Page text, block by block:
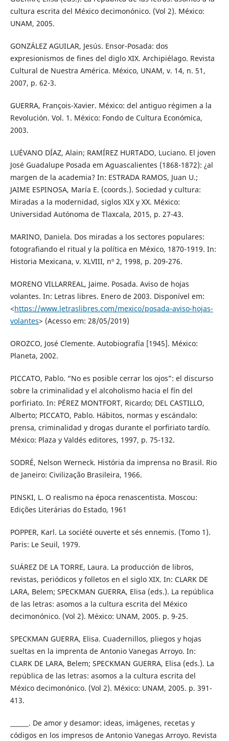
cultura escrita del México decimonónico. (Vol 2). México:
UNAM, 2005.
GONZÁLEZ AGUILAR, Jesús. Ensor-Posada: dos
expresionismos de fines del diglo XIX. Archipiélago. Revista
Cultural de Nuestra América. México, UNAM, v. 14, n. 51,
2007, p. 62-3.
GUERRA, François-Xavier. México: del antiguo régimen a la
Revolución. Vol. 1. México: Fondo de Cultura Económica,
2003.
LUÉVANO DÍAZ, Alain; RAMÍREZ HURTADO, Luciano. El joven
José Guadalupe Posada em Aguascalientes (1868-1872): ¿al
margen de la academia? In: ESTRADA RAMOS, Juan U.;
JAIME ESPINOSA, María E. (coords.). Sociedad y cultura:
Miradas a la modernidad, siglos XIX y XX. México:
Universidad Autónoma de Tlaxcala, 2015, p. 27-43.
MARINO, Daniela. Dos miradas a los sectores populares:
fotografiando el ritual y la política en México, 1870-1919. In:
Historia Mexicana, v. XLVIII, nº 2, 1998, p. 209-276.
MORENO VILLARREAL, Jaime. Posada. Aviso de hojas
volantes. In: Letras libres. Enero de 2003. Disponível em:
<https://www.letraslibres.com/mexico/posada-aviso-hojas-
volantes> (Acesso em: 28/05/2019)
OROZCO, José Clemente. Autobiografía [1945]. México:
Planeta, 2002.
PICCATO, Pablo. “No es posible cerrar los ojos”: el discurso
sobre la criminalidad y el alcoholismo hacia el fín del
porfiriato. In: PÉREZ MONTFORT, Ricardo; DEL CASTILLO,
Alberto; PICCATO, Pablo. Hábitos, normas y escándalo:
prensa, criminalidad y drogas durante el porfiriato tardío.
México: Plaza y Valdés editores, 1997, p. 75-132.
SODRÉ, Nelson Werneck. História da imprensa no Brasil. Rio
de Janeiro: Civilização Brasileira, 1966.
PINSKI, L. O realismo na época renascentista. Moscou:
Edições Literárias do Estado, 1961
POPPER, Karl. La société ouverte et sés ennemis. (Tomo 1).
Paris: Le Seuil, 1979.
SUÁREZ DE LA TORRE, Laura. La producción de libros,
revistas, periódicos y folletos en el siglo XIX. In: CLARK DE
LARA, Belem; SPECKMAN GUERRA, Elisa (eds.). La república
de las letras: asomos a la cultura escrita del México
decimonónico. (Vol 2). México: UNAM, 2005. p. 9-25.
SPECKMAN GUERRA, Elisa. Cuadernillos, pliegos y hojas
sueltas en la imprenta de Antonio Vanegas Arroyo. In:
CLARK DE LARA, Belem; SPECKMAN GUERRA, Elisa (eds.). La
república de las letras: asomos a la cultura escrita del
México decimonónico. (Vol 2). México: UNAM, 2005. p. 391-
413.
______. De amor y desamor: ideas, imágenes, recetas y
códigos en los impresos de Antonio Vanegas Arroyo. Revista